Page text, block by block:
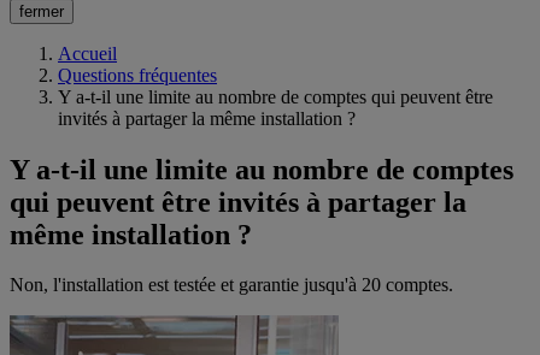
fermer
Accueil
Questions fréquentes
Y a-t-il une limite au nombre de comptes qui peuvent être
invités à partager la même installation ?
Y a-t-il une limite au nombre de comptes
qui peuvent être invités à partager la
même installation ?
Non, l'installation est testée et garantie jusqu'à 20 comptes.